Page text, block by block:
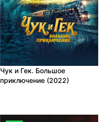
Чук и Гек. Большое
приключение (2022)